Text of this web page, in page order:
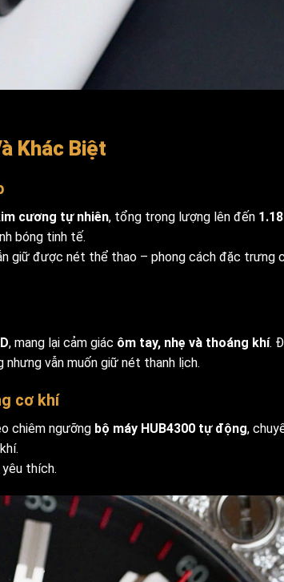
Khác Biệt
cương tự nhiên, tổng trọng lượng lên đến
bóng tinh tế.
giữ được nét thể thao – phong cách đặc trưng
, mang lại cảm giác ôm tay, nhẹ và thoáng khí.
vẫn muốn giữ nét thanh lịch.
cơ khí
chiêm ngưỡng bộ máy HUB4300 tự động,
thích.